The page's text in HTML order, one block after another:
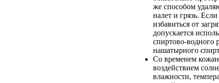
же способом
налет и грязь.
избавиться от
допускается
спиртово-водного
нашатырного
Со временем
воздействием
влажности,